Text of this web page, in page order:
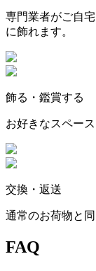
専門業者がご自
に飾れます。
飾る・鑑賞する
お好きなスペー
交換・返送
通常のお荷物と
FAQ